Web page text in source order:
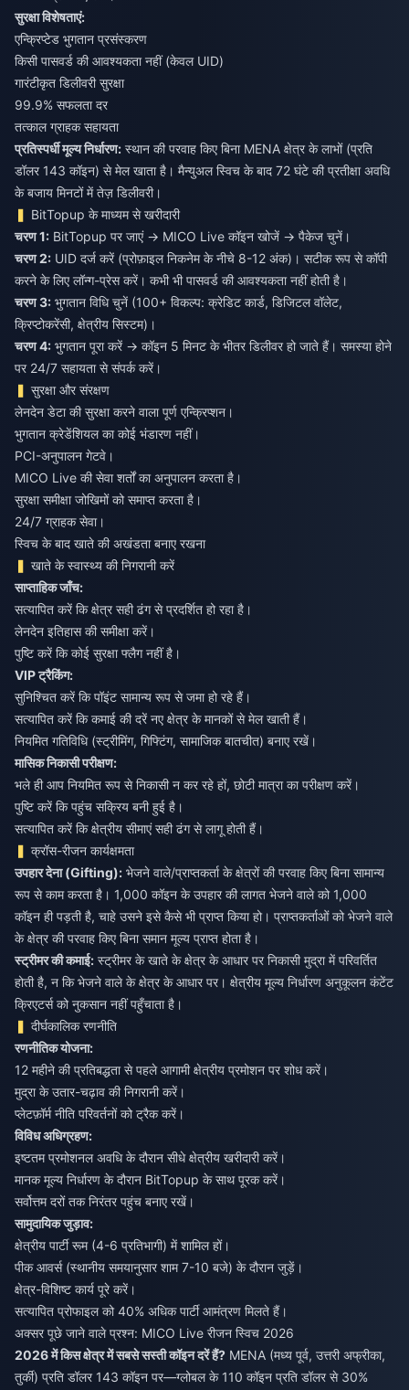
सुरक्षा विशेषताएं:
एन्क्रिप्टेड भुगतान प्रसंस्करण
किसी पासवर्ड की आवश्यकता नहीं (केवल UID)
गारंटीकृत डिलीवरी सुरक्षा
99.9% सफलता दर
तत्काल ग्राहक सहायता
प्रतिस्पर्धी मूल्य निर्धारण: स्थान की परवाह किए बिना MENA क्षेत्र के लाभों (प्रति
डॉलर 143 कॉइन) से मेल खाता है। मैन्युअल स्विच के बाद 72 घंटे की प्रतीक्षा अवधि
के बजाय मिनटों में तेज़ डिलीवरी।
BitTopup के माध्यम से खरीदारी
चरण 1: BitTopup पर जाएं → MICO Live कॉइन खोजें → पैकेज चुनें।
चरण 2: UID दर्ज करें (प्रोफ़ाइल निकनेम के नीचे 8-12 अंक)। सटीक रूप से कॉपी
करने के लिए लॉन्ग-प्रेस करें। कभी भी पासवर्ड की आवश्यकता नहीं होती है।
चरण 3: भुगतान विधि चुनें (100+ विकल्प: क्रेडिट कार्ड, डिजिटल वॉलेट,
क्रिप्टोकरेंसी, क्षेत्रीय सिस्टम)।
चरण 4: भुगतान पूरा करें → कॉइन 5 मिनट के भीतर डिलीवर हो जाते हैं। समस्या होने
पर 24/7 सहायता से संपर्क करें।
सुरक्षा और संरक्षण
लेनदेन डेटा की सुरक्षा करने वाला पूर्ण एन्क्रिप्शन।
भुगतान क्रेडेंशियल का कोई भंडारण नहीं।
PCI-अनुपालन गेटवे।
MICO Live की सेवा शर्तों का अनुपालन करता है।
सुरक्षा समीक्षा जोखिमों को समाप्त करता है।
24/7 ग्राहक सेवा।
स्विच के बाद खाते की अखंडता बनाए रखना
खाते के स्वास्थ्य की निगरानी करें
साप्ताहिक जाँच:
सत्यापित करें कि क्षेत्र सही ढंग से प्रदर्शित हो रहा है।
लेनदेन इतिहास की समीक्षा करें।
पुष्टि करें कि कोई सुरक्षा फ्लैग नहीं है।
VIP ट्रैकिंग:
सुनिश्चित करें कि पॉइंट सामान्य रूप से जमा हो रहे हैं।
सत्यापित करें कि कमाई की दरें नए क्षेत्र के मानकों से मेल खाती हैं।
नियमित गतिविधि (स्ट्रीमिंग, गिफ्टिंग, सामाजिक बातचीत) बनाए रखें।
मासिक निकासी परीक्षण:
भले ही आप नियमित रूप से निकासी न कर रहे हों, छोटी मात्रा का परीक्षण करें।
पुष्टि करें कि पहुंच सक्रिय बनी हुई है।
सत्यापित करें कि क्षेत्रीय सीमाएं सही ढंग से लागू होती हैं।
क्रॉस-रीजन कार्यक्षमता
उपहार देना (Gifting): भेजने वाले/प्राप्तकर्ता के क्षेत्रों की परवाह किए बिना सामान्य
रूप से काम करता है। 1,000 कॉइन के उपहार की लागत भेजने वाले को 1,000
कॉइन ही पड़ती है, चाहे उसने इसे कैसे भी प्राप्त किया हो। प्राप्तकर्ताओं को भेजने वाले
के क्षेत्र की परवाह किए बिना समान मूल्य प्राप्त होता है।
स्ट्रीमर की कमाई: स्ट्रीमर के खाते के क्षेत्र के आधार पर निकासी मुद्रा में परिवर्तित
होती है, न कि भेजने वाले के क्षेत्र के आधार पर। क्षेत्रीय मूल्य निर्धारण अनुकूलन कंटेंट
क्रिएटर्स को नुकसान नहीं पहुँचाता है।
दीर्घकालिक रणनीति
रणनीतिक योजना:
12 महीने की प्रतिबद्धता से पहले आगामी क्षेत्रीय प्रमोशन पर शोध करें।
मुद्रा के उतार-चढ़ाव की निगरानी करें।
प्लेटफ़ॉर्म नीति परिवर्तनों को ट्रैक करें।
विविध अधिग्रहण:
इष्टतम प्रमोशनल अवधि के दौरान सीधे क्षेत्रीय खरीदारी करें।
मानक मूल्य निर्धारण के दौरान BitTopup के साथ पूरक करें।
सर्वोत्तम दरों तक निरंतर पहुंच बनाए रखें।
सामुदायिक जुड़ाव:
क्षेत्रीय पार्टी रूम (4-6 प्रतिभागी) में शामिल हों।
पीक आवर्स (स्थानीय समयानुसार शाम 7-10 बजे) के दौरान जुड़ें।
क्षेत्र-विशिष्ट कार्य पूरे करें।
सत्यापित प्रोफाइल को 40% अधिक पार्टी आमंत्रण मिलते हैं।
अक्सर पूछे जाने वाले प्रश्न: MICO Live रीजन स्विच 2026
2026 में किस क्षेत्र में सबसे सस्ती कॉइन दरें हैं? MENA (मध्य पूर्व, उत्तरी अफ्रीका,
तुर्की) प्रति डॉलर 143 कॉइन पर—ग्लोबल के 110 कॉइन प्रति डॉलर से 30%